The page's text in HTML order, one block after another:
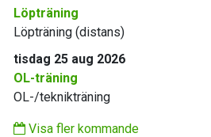
Löpträning
Löpträning (distans)
tisdag 25 aug 2026
OL-träning
OL-/teknikträning
Visa fler kommande